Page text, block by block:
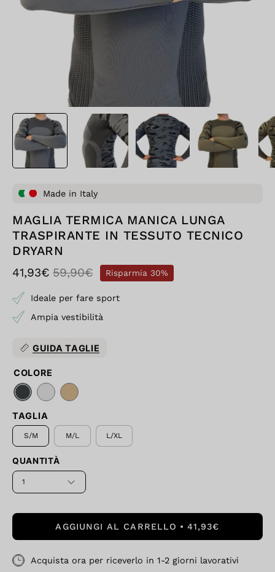
Made in Italy
MAGLIA TERMICA MANICA LUNGA
TRASPIRANTE IN TESSUTO TECNICO
DRYARN
41,93€ 59,90€ Risparmia 30%
Ideale per fare sport
Ampia vestibilità
GUIDA TAGLIE
COLORE
TAGLIA
S/M M/L L/XL
QUANTITÀ
1
AGGIUNGI AL CARRELLO 41,93€
Acquista ora per riceverlo in 1-2 giorni lavorativi